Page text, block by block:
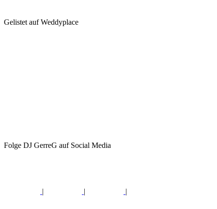
Gelistet auf Weddyplace
Folge DJ GerreG auf Social Media
| | |